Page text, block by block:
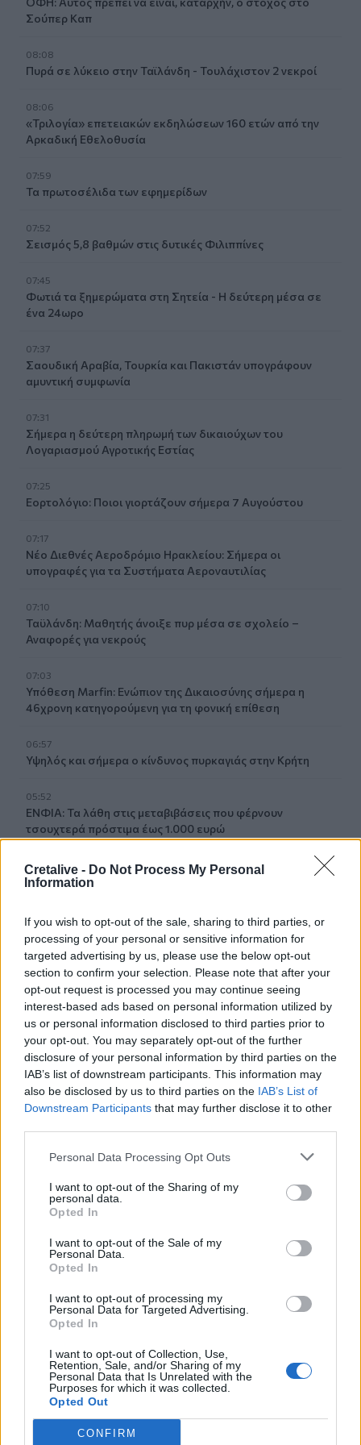
Cretalive - Do Not Process My Personal
Information
If you wish to opt-out of the sale, sharing to third parties, or
processing of your personal or sensitive information for
targeted advertising by us, please use the below opt-out
section to confirm your selection. Please note that after your
opt-out request is processed you may continue seeing
interest-based ads based on personal information utilized by
us or personal information disclosed to third parties prior to
your opt-out. You may separately opt-out of the further
disclosure of your personal information by third parties on the
IAB’s list of downstream participants. This information may
also be disclosed by us to third parties on the IAB’s List of
Downstream Participants that may further disclose it to other
Personal Data Processing Opt Outs
I want to opt-out of the Sharing of my
personal data.
Opted In
I want to opt-out of the Sale of my
Personal Data.
Opted In
I want to opt-out of processing my
Personal Data for Targeted Advertising.
Opted In
I want to opt-out of Collection, Use,
Retention, Sale, and/or Sharing of my
Personal Data that Is Unrelated with the
Purposes for which it was collected.
Opted Out
CONFIRM
Σούπερ Καπ
08:08
Πυρά σε λύκειο στην Ταϊλάνδη - Τουλάχιστον 2 νεκροί
08:06
«Τριλογία» επετειακών εκδηλώσεων 160 ετών από την
Αρκαδική Εθελοθυσία
07:59
Τα πρωτοσέλιδα των εφημερίδων
07:52
Σεισμός 5,8 βαθμών στις δυτικές Φιλιππίνες
07:45
Φωτιά τα ξημερώματα στη Σητεία - Η δεύτερη μέσα σε
ένα 24ωρο
07:37
Σαουδική Αραβία, Τουρκία και Πακιστάν υπογράφουν
αμυντική συμφωνία
07:31
Σήμερα η δεύτερη πληρωμή των δικαιούχων του
Λογαριασμού Αγροτικής Εστίας
07:25
Εορτολόγιο: Ποιοι γιορτάζουν σήμερα 7 Αυγούστου
07:17
Νέο Διεθνές Αεροδρόμιο Ηρακλείου: Σήμερα οι
υπογραφές για τα Συστήματα Αεροναυτιλίας
07:10
Ταϋλάνδη: Μαθητής άνοιξε πυρ μέσα σε σχολείο –
Αναφορές για νεκρούς
07:03
Υπόθεση Marfin: Ενώπιον της Δικαιοσύνης σήμερα η
46χρονη κατηγορούμενη για τη φονική επίθεση
06:57
Υψηλός και σήμερα ο κίνδυνος πυρκαγιάς στην Κρήτη
05:52
ΕΝΦΙΑ: Τα λάθη στις μεταβιβάσεις που φέρνουν
τσουχτερά πρόστιμα έως 1.000 ευρώ
04:41
Τα φρούτα που επιλέγουν 4 ενδοκρινολόγοι για καλύτερο
Το απολαυστικό βίντεο της Νατάσας Θεοδωρίδου με τη
μητέρα της
ΠΕΡΙΣΣΟΤΕΡΑ
Εορτολόγιο: Ποιοι γιορτάζουν
Εορτολόγιο: Ποιοι γιορτάζουν
Ο έρωτας θα πρωταγωνιστήσει στη ζωή αυτών των
στη ζωή αυτών των ζωδίων τον
Αύγουστο
Καύσωνας στο γραφείο: Πόσο μπορεί να χαλαρώσει το
ΕΚΕΙΝΟΣ & ΕΚΕΙΝΗ 01:42
Καύσωνας στο γραφείο: Πόσο
Καύσωνας στο γραφείο: Πόσο